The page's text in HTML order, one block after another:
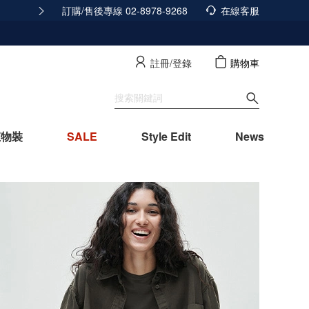
積分發放調整公告查看詳情
訂購/售後專線 02-8978-9268 在線客服
註冊/登錄 購物車
裝 SALE Style Edit News